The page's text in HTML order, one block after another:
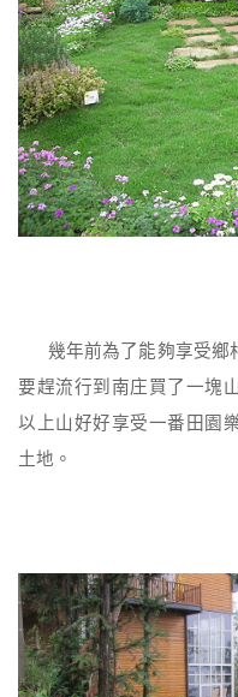
幾年前為了能夠享受鄉
要趕流行到南庄買了一塊
以上山好好享受一番田園
土地。